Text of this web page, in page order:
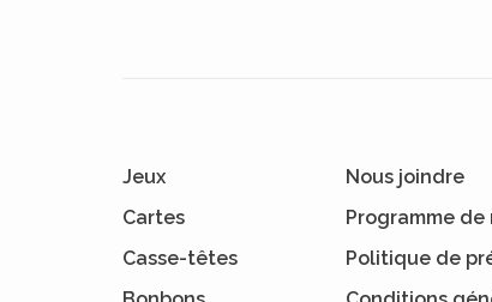
Jeux
Cartes
Casse-têtes
Nous joindre
Programme de
Politique de